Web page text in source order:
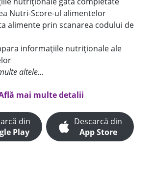
Nutri-Score-ul alimentelor
alimente prin scanarea codului de
informațiile nutriționale ale
altele...
mai multe detalii
din
Play
Descarcă din
App Store